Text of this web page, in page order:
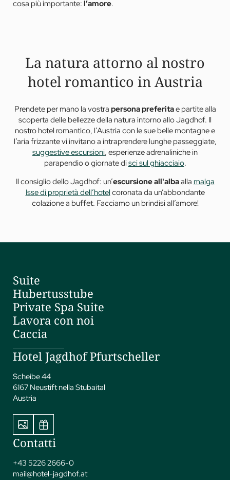
cosa più importante: l’amore.
La natura attorno al nostro
hotel romantico in Austria
Prendete per mano la vostra persona preferitae partite alla
scoperta delle bellezze della natura intorno allo Jagdhof. Il
nostro hotel romantico, l’Austria con le sue belle montagne e
l’aria frizzante vi invitano a intraprendere lunghe passeggiate,
suggestive escursioni, esperienze adrenaliniche in
parapendio o giornate disci sul ghiacciaio.
Il consiglio dello Jagdhof: un’escursione all'albaalla malga
Isse di proprietà dell’hotel coronata da un’abbondante
colazione a buffet. Facciamo un brindisi all’amore!
Suite
Hubertusstube
Private Spa Suite
Lavora con noi
Caccia
Hotel Jagdhof Pfurtscheller
Scheibe 44
6167 Neustift nella Stubaital
Austria
Contatti
+43 5226 2666-0
mail@hotel-jagdhof.at